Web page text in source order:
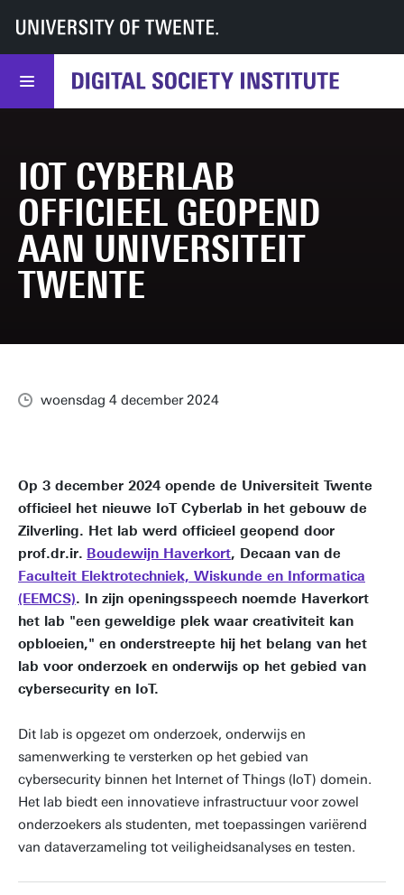
UT DSI DSI
Nieuws
IoT Cyberlab officieel geopend aan Universiteit Twente
IOT CYBERLAB
OFFICIEEL GEOPEND
AAN UNIVERSITEIT
TWENTE
woensdag 4 december 2024
Op 3 december 2024 opende de Universiteit Twente
officieel het nieuwe IoT Cyberlab in het gebouw de
Zilverling. Het lab werd officieel geopend door
prof.dr.ir. Boudewijn Haverkort, Decaan van de
Faculteit Elektrotechniek, Wiskunde en Informatica
(EEMCS). In zijn openingsspeech noemde Haverkort
het lab "een geweldige plek waar creativiteit kan
opbloeien," en onderstreepte hij het belang van het
lab voor onderzoek en onderwijs op het gebied van
cybersecurity en IoT.
Dit lab is opgezet om onderzoek, onderwijs en
samenwerking te versterken op het gebied van
cybersecurity binnen het Internet of Things (IoT) domein.
Het lab biedt een innovatieve infrastructuur voor zowel
onderzoekers als studenten, met toepassingen variërend
van dataverzameling tot veiligheidsanalyses en testen.